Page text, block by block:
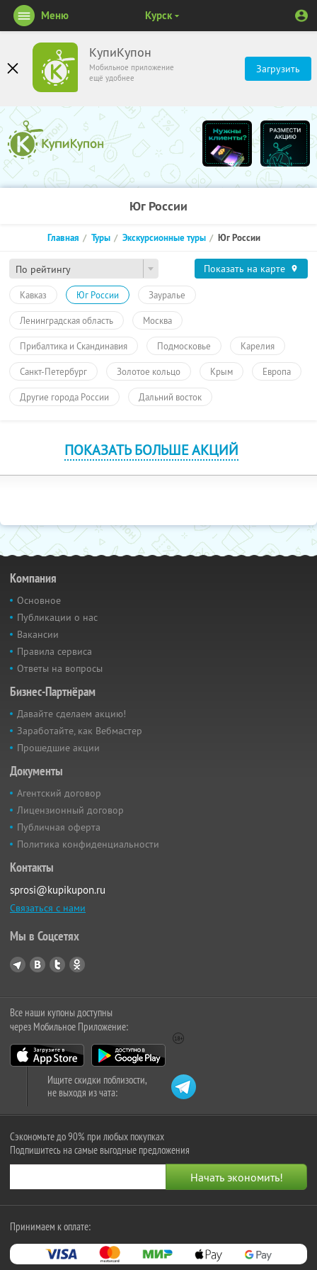
КупиКупон
Мобильное приложение
ещё удобнее
Загрузить
Меню Курск
Юг России
По рейтингу
Главная Туры Экскурсионные туры Юг России
Показать на карте
Кавказ Юг России Зауралье
Ленинградская область Москва
Прибалтика и Скандинавия Подмосковье Карелия
Санкт-Петербург Золотое кольцо Крым Европа
Другие города России Дальний восток
ПОКАЗАТЬ БОЛЬШЕ АКЦИЙ
Компания
Основное
Публикации о нас
Вакансии
Правила сервиса
Ответы на вопросы
Бизнес-Партнёрам
Давайте сделаем акцию!
Заработайте, как Вебмастер
Прошедшие акции
Документы
Агентский договор
Лицензионный договор
Публичная оферта
Политика конфиденциальности
Контакты
sprosi@kupikupon.ru
Связаться с нами
Мы в Соцсетях
Все наши купоны доступны
через Мобильное Приложение:
Ищите скидки поблизости,
не выходя из чата:
Сэкономьте до 90% при любых покупках
Подпишитесь на самые выгодные предложения
Принимаем к оплате: